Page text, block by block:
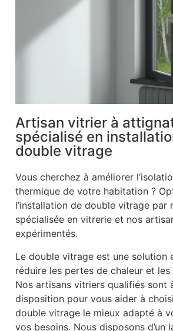
Artisan vitrier à
spécialisé en
double vitrage
Vous cherchez à améliorer
thermique de votre habitation ?
l’installation de double vitrage par
spécialisée en vitrerie et nos
expérimentés.
Le double vitrage est une solution
réduire les pertes de chaleur et
Nos artisans vitriers qualifiés sont
disposition pour vous aider à
double vitrage le mieux adapté à
vos besoins. Nous disposons d’un